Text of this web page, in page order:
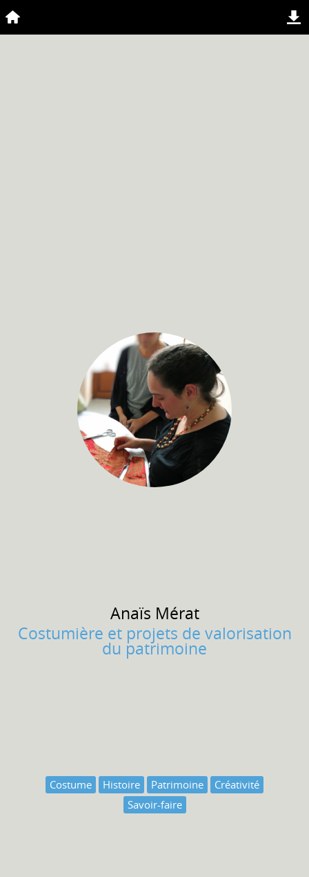
Anaïs Mérat
Costumière et projets de valorisation
du patrimoine
Costume Histoire Patrimoine
Créativité
Savoir-faire